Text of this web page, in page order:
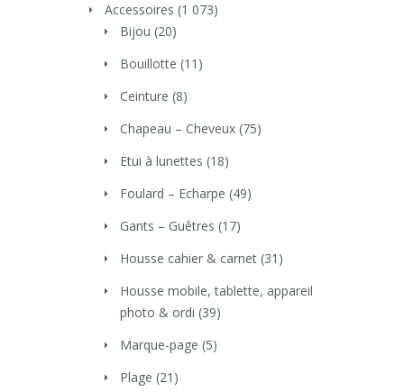
Accessoires (1 073)
Bijou (20)
Bouillotte (11)
Ceinture (8)
Chapeau – Cheveux (75)
Etui à lunettes (18)
Foulard – Echarpe (49)
Gants – Guêtres (17)
Housse cahier & carnet (31)
Housse mobile, tablette, appareil
photo & ordi (39)
Marque-page (5)
Plage (21)